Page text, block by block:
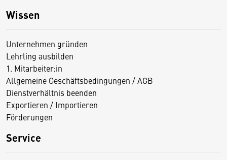
Wissen
Unternehmen gründen
Lehrling ausbilden
1. Mitarbeiter:in
Allgemeine Geschäftsbedingungen / AGB
Dienstverhältnis beenden
Exportieren / Importieren
Förderungen
Service